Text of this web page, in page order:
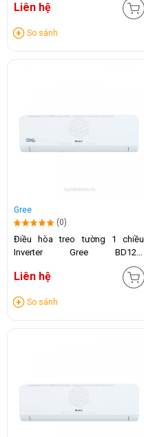
Liên hệ
So sánh
Gree
(0)
Điều hòa treo tường 1 chiều
Inverter Gree BD12CI
Liên hệ
So sánh